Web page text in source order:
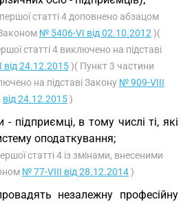
статті 4 доповнено абзацом
№ 5406-VI від 02.10.2012 )(
статті 4 виключено на підставі
24.12.2015)( Пункт 3 частини
на підставі Закону № 909-VIII
від 24.12.2015)
- підприємці, в тому числі ті, які
оподаткування;
статті 4 із змінами, внесеними
№ 77-VIII від 28.12.2014)
незалежну професійну